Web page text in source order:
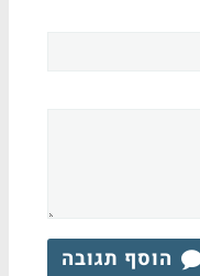
הוסף תגובה